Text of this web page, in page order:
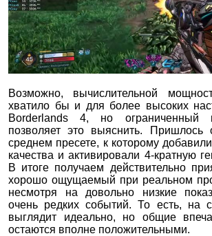
Возможно, вычислительной
хватило бы и для более высоких
Borderlands 4, но ограниченный
позволяет это выяснить. Пришлось
среднем пресете, к которому
качества и активировали 4-кратную
В итоге получаем действительно
хорошо ощущаемый при реальном
несмотря на довольно низкие
очень редких событий. То есть, на
выглядит идеально, но общие
остаются вполне положительными.